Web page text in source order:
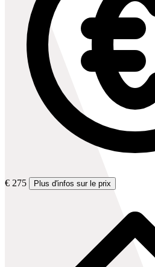
€ 275 Plus d'infos sur le prix